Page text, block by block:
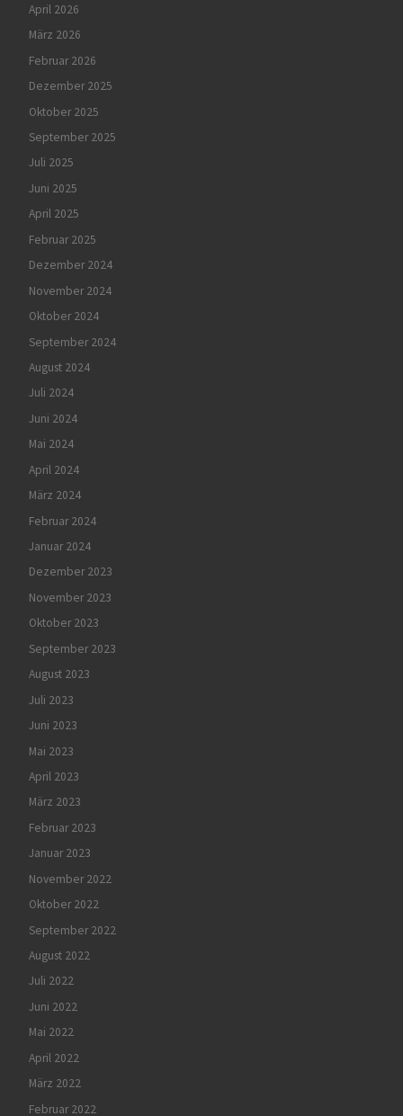
April 2026
März 2026
Februar 2026
Dezember 2025
Oktober 2025
September 2025
Juli 2025
Juni 2025
April 2025
Februar 2025
Dezember 2024
November 2024
Oktober 2024
September 2024
August 2024
Juli 2024
Juni 2024
Mai 2024
April 2024
März 2024
Februar 2024
Januar 2024
Dezember 2023
November 2023
Oktober 2023
September 2023
August 2023
Juli 2023
Juni 2023
Mai 2023
April 2023
März 2023
Februar 2023
Januar 2023
November 2022
Oktober 2022
September 2022
August 2022
Juli 2022
Juni 2022
Mai 2022
April 2022
März 2022
Februar 2022